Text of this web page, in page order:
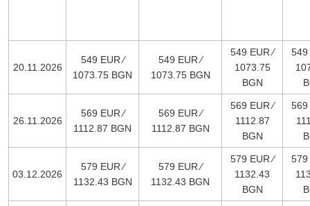
20.11.2026
549 EUR ∕
1073.75 BGN
549 EUR ∕
1073.75 BGN
549 EUR ∕
1073.75
BGN
549
26.11.2026
569 EUR ∕
1112.87 BGN
569 EUR ∕
1112.87 BGN
569 EUR ∕
1112.87
BGN
569
03.12.2026
579 EUR ∕
1132.43 BGN
579 EUR ∕
1132.43 BGN
579 EUR ∕
1132.43
BGN
579